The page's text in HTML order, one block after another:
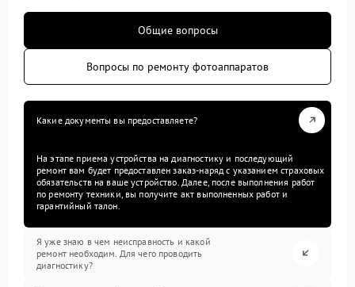
Общие вопросы
Вопросы по ремонту фотоаппаратов
Какие документы вы предоставляете?
На этапе приема устройства на диагностику и последующий
ремонт вам будет предоставлен заказ-наряд с указанием страховых
обязательств на ваше устройство. Далее, после выполнения работ
по ремонту техники, вы получите акт выполненных работ и
гарантийный талон.
Я уже знаю в чем неисправность и какой
ремонт необходим. Для чего проводить
диагностику?